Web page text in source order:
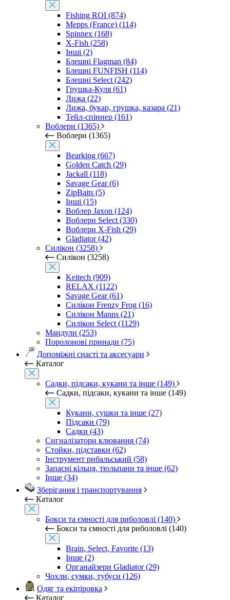
Fishing ROI (874)
Mepps (France) (114)
Spinnex (168)
X-Fish (258)
Інші (2)
Блешні Flagman (84)
Блешні FUNFISH (114)
Блешні Select (242)
Грушка-Куля (61)
Лижа (22)
Лижа, букар, грушка, казара (21)
Тейл-спіннер (161)
Воблери (1365)
Воблери (1365)
Bearking (667)
Golden Catch (29)
Jackall (118)
Savage Gear (6)
ZipBaits (5)
Інші (15)
Воблер Jaxon (124)
Воблери Select (330)
Воблери X-Fish (29)
Gladiator (42)
Силікон (3258)
Силікон (3258)
Keitech (909)
RELAX (1122)
Savage Gear (61)
Силікон Frenzy Frog (16)
Силікон Manns (21)
Силікон Select (1129)
Мандули (253)
Поролонові принади (75)
Допоміжні снасті та аксесуари
Каталог
Садки, підсаки, кукани та інше (149)
Садки, підсаки, кукани та інше (149)
Кукани, сушки та інше (27)
Підсаки (79)
Садки (43)
Сигналізатори клювання (74)
Стойки, підставки (62)
Інструмент рибальський (58)
Запасні кільця, тюльпани та інше (62)
Інше (34)
Зберігання і транспортування
Каталог
Бокси та ємності для риболовлі (140)
Бокси та ємності для риболовлі (140)
Brain, Select, Favorite (13)
Інше (2)
Органайзери Gladiator (29)
Чохли, сумки, тубуси (126)
Одяг та екіпіровка
Каталог